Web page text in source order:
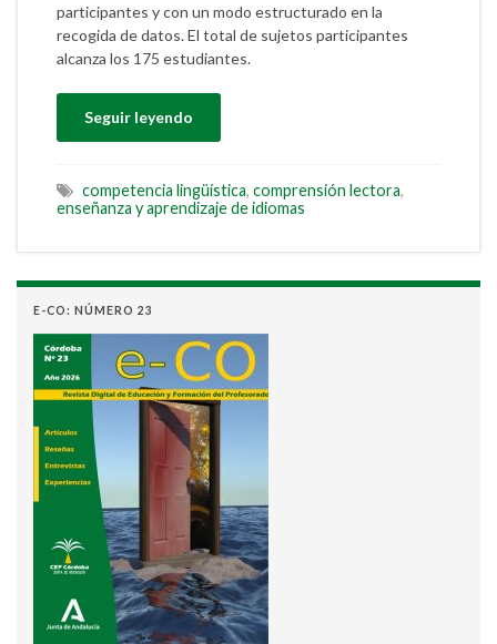
participantes y con un modo estructurado en la
recogida de datos. El total de sujetos participantes
alcanza los 175 estudiantes.
Seguir leyendo
competencia lingüística, comprensión lectora,
enseñanza y aprendizaje de idiomas
E-CO: NÚMERO 23